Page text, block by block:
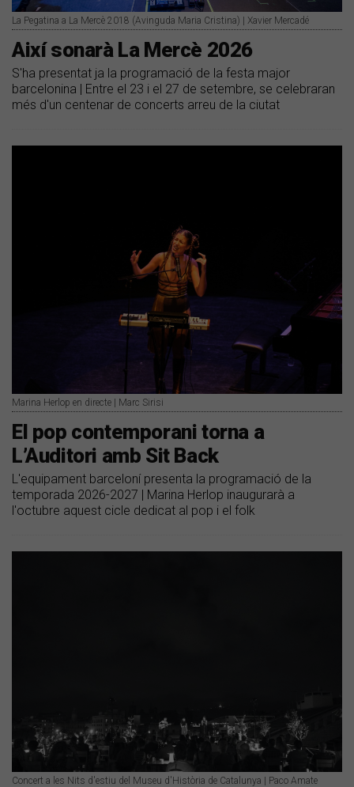
La Pegatina a La Mercè 2018 (Avinguda Maria Cristina) | Xavier Mercadé
Així sonarà La Mercè 2026
S'ha presentat ja la programació de la festa major
barcelonina | Entre el 23 i el 27 de setembre, se celebraran
més d'un centenar de concerts arreu de la ciutat
Marina Herlop en directe | Marc Sirisi
El pop contemporani torna a
L’Auditori amb Sit Back
L'equipament barceloní presenta la programació de la
temporada 2026-2027 | Marina Herlop inaugurarà a
l'octubre aquest cicle dedicat al pop i el folk
Concert a les Nits d'estiu del Museu d'Història de Catalunya | Paco Amate